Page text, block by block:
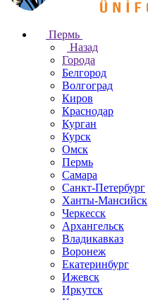
Пермь
Назад
Города
Белгород
Волгоград
Киров
Краснодар
Курган
Курск
Омск
Пермь
Самара
Санкт-Петербург
Ханты-Мансийск
Черкесск
Архангельск
Владикавказ
Воронеж
Екатеринбург
Ижевск
Иркутск